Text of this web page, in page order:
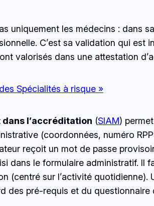
uniquement les médecins : dans
C’est sa validation qui
valorisés dans une attestation
Spécialités à risque »
dans l’accréditation (SIAM)
(coordonnées, numéro
reçoit un mot de passe
dans le formulaire administratif. Il
(centré sur l’activité quotidienne).
des pré-requis et du questionnaire